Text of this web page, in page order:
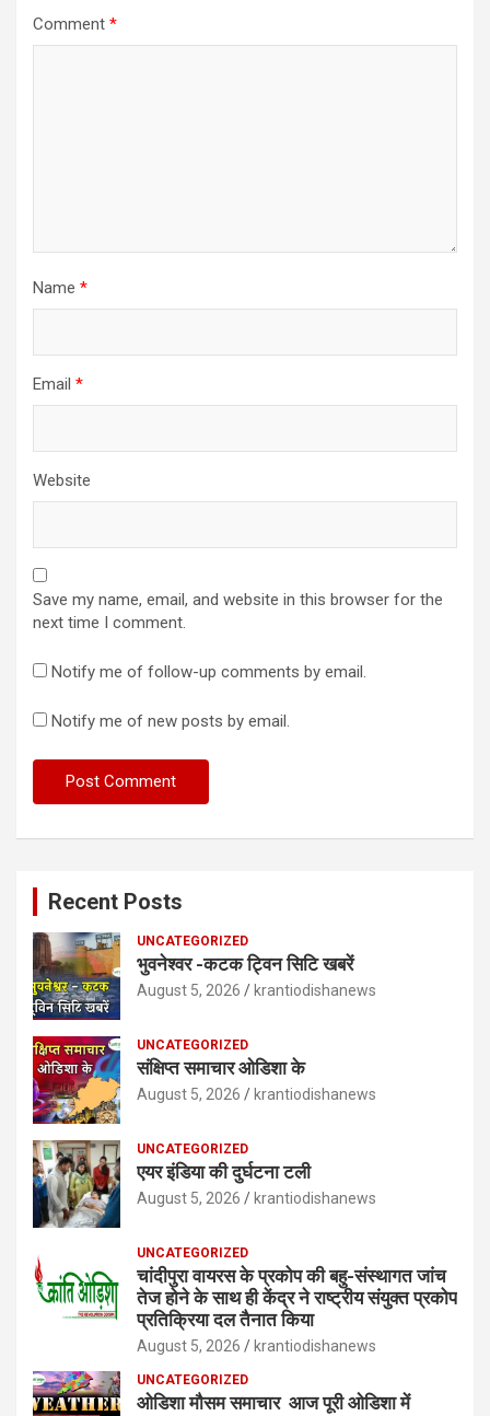
Comment *
Name *
Email *
Website
Save my name, email, and website in this browser for the
next time I comment.
Notify me of follow-up comments by email.
Notify me of new posts by email.
Recent Posts
UNCATEGORIZED
भुवनेश्वर -कटक ट्विन सिटि खबरें
August 5, 2026 krantiodishanews
UNCATEGORIZED
संक्षिप्त समाचार ओडिशा के
August 5, 2026 krantiodishanews
UNCATEGORIZED
एयर इंडिया की दुर्घटना टली
August 5, 2026 krantiodishanews
UNCATEGORIZED
चांदीपुरा वायरस के प्रकोप की बहु-संस्थागत जांच
तेज होने के साथ ही केंद्र ने राष्ट्रीय संयुक्त प्रकोप
प्रतिक्रिया दल तैनात किया
August 5, 2026 krantiodishanews
UNCATEGORIZED
ओडिशा मौसम समाचार आज पूरी ओडिशा में